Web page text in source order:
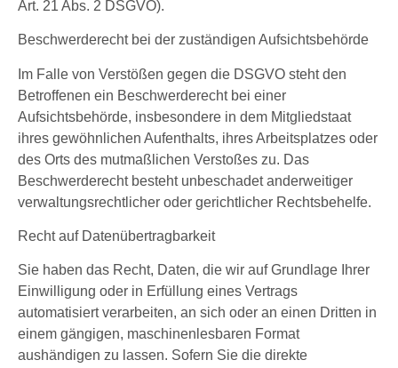
Art. 21 Abs. 2 DSGVO).
Beschwerderecht bei der zuständigen Aufsichtsbehörde
Im Falle von Verstößen gegen die DSGVO steht den
Betroffenen ein Beschwerderecht bei einer
Aufsichtsbehörde, insbesondere in dem Mitgliedstaat
ihres gewöhnlichen Aufenthalts, ihres Arbeitsplatzes oder
des Orts des mutmaßlichen Verstoßes zu. Das
Beschwerderecht besteht unbeschadet anderweitiger
verwaltungsrechtlicher oder gerichtlicher Rechtsbehelfe.
Recht auf Datenübertragbarkeit
Sie haben das Recht, Daten, die wir auf Grundlage Ihrer
Einwilligung oder in Erfüllung eines Vertrags
automatisiert verarbeiten, an sich oder an einen Dritten in
einem gängigen, maschinenlesbaren Format
aushändigen zu lassen. Sofern Sie die direkte